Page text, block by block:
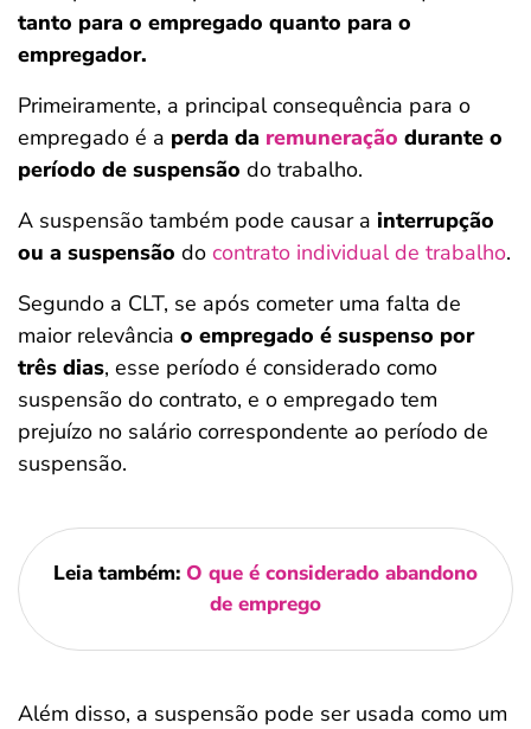
tanto para o empregado quanto para o
empregador.
Primeiramente, a principal consequência para o
empregado é a perda da remuneração durante o
período de suspensão do trabalho.
A suspensão também pode causar a interrupção
ou a suspensão do contrato individual de trabalho.
Segundo a CLT, se após cometer uma falta de
maior relevância o empregado é suspenso por
três dias, esse período é considerado como
suspensão do contrato, e o empregado tem
prejuízo no salário correspondente ao período de
suspensão.
Leia também: O que é considerado abandono
de emprego
Além disso, a suspensão pode ser usada como um